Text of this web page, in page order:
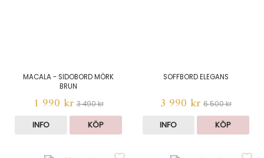
MACALA - SIDOBORD MÖRK
BRUN
1 990 kr 3 490 kr
INFO KÖP
SOFFBORD ELEGANS
3 990 kr 6 500 kr
INFO KÖP